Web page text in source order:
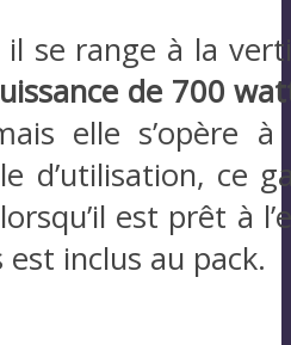
se range à la
de 700
elle s’opère
d’utilisation, ce
est prêt à
inclus au pack.